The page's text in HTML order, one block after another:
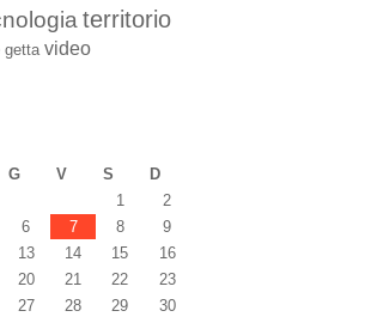
territorio
getta video
G V S D
1
2
6 7 8
9
13 14 15
16
20 21 22
23
27 28 29
30